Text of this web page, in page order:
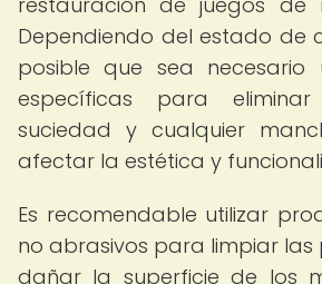
Dependiendo del estado de
posible que sea necesario
específicas para
suciedad y cualquier
afectar la estética y
Es recomendable utilizar
no abrasivos para limpiar las
dañar la superficie de los